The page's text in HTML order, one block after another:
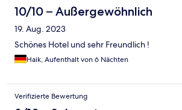
10/10 – Außergewöhnlich
19. Aug. 2023
Schönes Hotel und sehr Freundlich !
Haik, Aufenthalt von 6 Nächten
Verifizierte Bewertung